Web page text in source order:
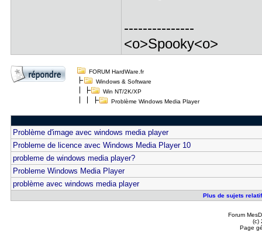
---------------
<o>Spooky<o>
FORUM HardWare.fr
Windows & Software
Win NT/2K/XP
Problème Windows Media Player
Problème d'image avec windows media player
Probleme de licence avec Windows Media Player 10
probleme de windows media player?
Probleme Windows Media Player
problème avec windows media player
Plus de sujets
Forum
(c)
Page